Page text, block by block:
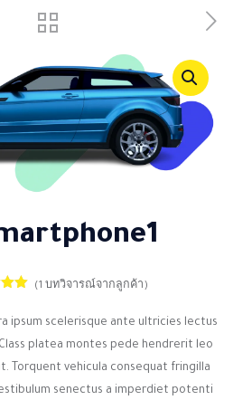
ก 5
ต็ม
รให้
อง
(1 บทวิจารณ์จากลูกค้า)
ipsum scelerisque ante ultricies lectus
platea montes pede hendrerit leo
Torquent vehicula consequat fringilla
senectus a imperdiet potenti